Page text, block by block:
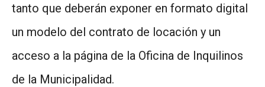
tanto que deberán exponer en formato digital
un modelo del contrato de locación y un
acceso a la página de la Oficina de Inquilinos
de la Municipalidad.